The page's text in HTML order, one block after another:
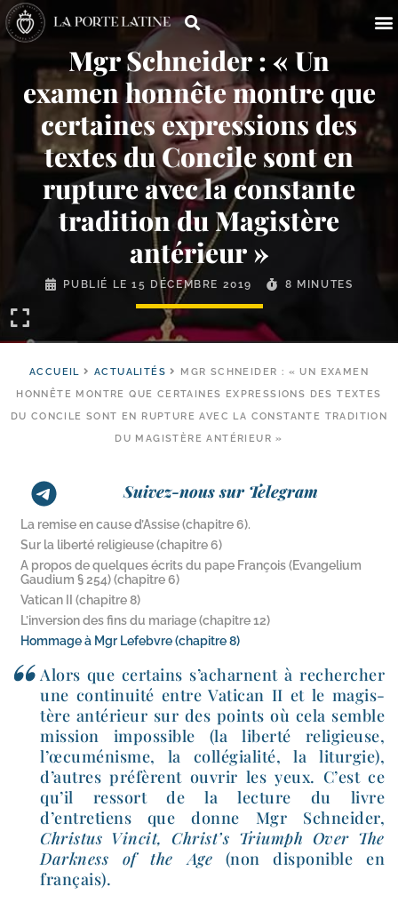
Mgr Schneider : « Un
examen honnête montre que
certaines expressions des
textes du Concile sont en
rupture avec la constante
tradition du Magistère
antérieur »
PUBLIÉ LE15 DÉCEMBRE 2019 8 MINUTES
ACCUEIL ACTUALITÉS
MGR SCHNEIDER : « UN EXAMEN
HONNÊTE MONTRE QUE CERTAINES EXPRESSIONS DES TEXTES
DU CONCILE SONT EN RUPTURE AVEC LA CONSTANTE TRADITION
DU MAGISTÈRE ANTÉRIEUR »
Suivez-nous sur Telegram
La remise en cause d’Assise (chapitre 6).
Sur la liberté religieuse (chapitre 6)
A propos de quelques écrits du pape François (Evangelium
Gaudium § 254) (chapitre 6)
Vatican II (chapitre 8)
L’inversion des fins du mariage (chapitre 12)
Hommage à Mgr Lefebvre (chapitre 8)
Alors que cer­tains s’acharnent à recher­cher
une conti­nui­té entre Vatican II et le magis­
tère anté­rieur sur des points où cela semble
mis­sion impos­sible (la liber­té reli­gieuse,
l’œcuménisme, la col­lé­gia­li­té, la litur­gie),
d’autres pré­fèrent ouvrir les yeux. C’est ce
qu’il res­sort de la lec­ture du livre
d’entretiens que donne Mgr Schneider,
Christus Vincit, Christ’s Triumph Over The
Darkness of the Age (non dis­po­nible en
français).